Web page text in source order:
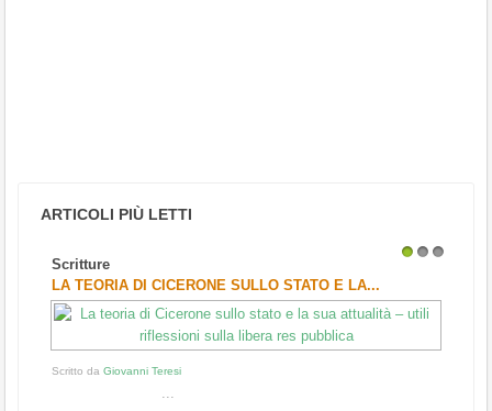
ARTICOLI PIÙ LETTI
Scritture
LA TEORIA DI CICERONE SULLO STATO E LA...
Scritto da Giovanni Teresi
...